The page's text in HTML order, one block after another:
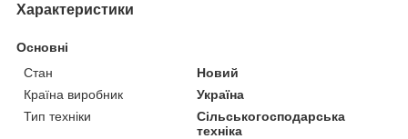
Характеристики
Основні
Стан
Новий
Країна виробник
Україна
Тип техніки
Сільськогосподарська
техніка